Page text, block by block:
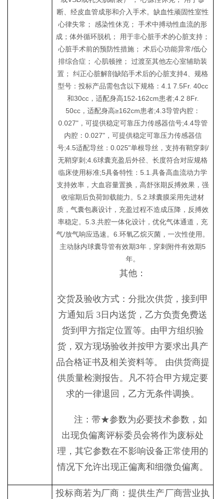
断、经皮血管成形和介入手术。缺血性顽固性室性
心律失常； 感染性休克； 手术中搏动性血流的形
成；体外循环脱机； 用于非心脏手术的心脏支持；
心脏手术前的预防性措施； 术后心功能异常/低心
排综合症； 心肌顿挫； 过渡至其他左心室辅助装
置； 纠正心脏解剖缺陷手术后的心脏支持4、规格
型号：投标产品需包含以下规格：4.1 7.5Fr. 40cc
和30cc，适配身高152-162cm患者;4.2 8Fr.
50cc，适配身高≥162cm患者;4.3导管内腔：
0.027"，可提供稳定可靠压力传感器信号;4.4导管
内腔：0.027"，可提供稳定可靠压力传感器信
号;4.5适配导丝：0.025"单根导丝，支持有鞘穿刺/
无鞘穿刺;4.6球囊充盈后外径、长度符合对应规格
临床使用标准;5具备特性：5.1.具备高血流动力学
支持效率，大血容量置换，高舒张期反搏效果，强
收缩期后负荷卸载能力。5.2.球囊膜采用先进材
质，气囊包裹设计，充盈过程不造成压降，反搏效
率稳定。5.3.共腔一体化设计，优化气体通道，充
气/放气响应迅速。6.环氧乙烷灭菌，一次性使用。
主动脉内球囊导管有效期3年，穿刺附件有效期5
年。
其他：
交货及验收方式：分批次供货，接到甲
方通知后 3 日内送货，乙方负责免费送
货到甲方指定位置等。由甲方组织验
货，双方现场验收并按甲方要求出具产
品合格证书及相关资料等。
由供货商提
供质量检测报告。凡不符合甲方规定要
求的一律退回，乙方无条件调换。
注：带★参数为必要技术参数，如
出现负偏离评标委员会将作为废标处
理，其它参数在不影响设备正常使用的
情况下允许出现正偏离和细微负偏离。
投标商若为厂商 ： 提供生产厂商营业执